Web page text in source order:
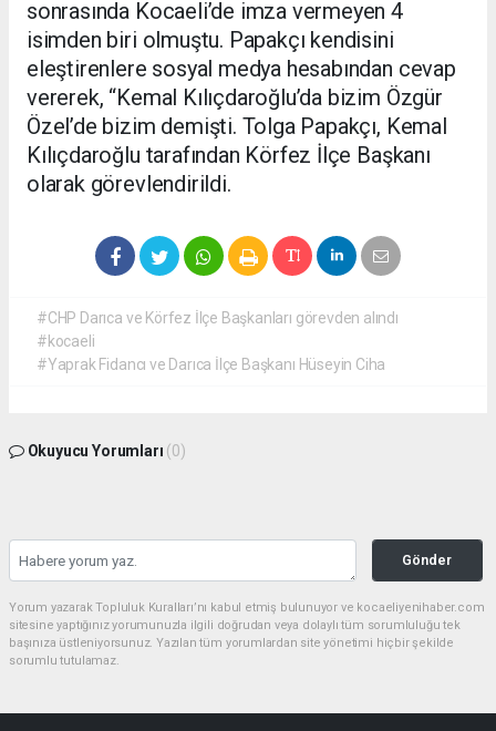
sonrasında Kocaeli’de imza vermeyen 4
isimden biri olmuştu. Papakçı kendisini
eleştirenlere sosyal medya hesabından cevap
vererek, “Kemal Kılıçdaroğlu’da bizim Özgür
Özel’de bizim demişti. Tolga Papakçı, Kemal
Kılıçdaroğlu tarafından Körfez İlçe Başkanı
olarak görevlendirildi.
#CHP Darıca ve Körfez İlçe Başkanları görevden alındı
#kocaeli
#Yaprak Fidancı ve Darıca İlçe Başkanı Hüseyin Ciha
Okuyucu Yorumları (0)
Gönder
Yorum yazarak Topluluk Kuralları’nı kabul etmiş bulunuyor ve kocaeliyenihaber.com
sitesine yaptığınız yorumunuzla ilgili doğrudan veya dolaylı tüm sorumluluğu tek
başınıza üstleniyorsunuz. Yazılan tüm yorumlardan site yönetimi hiçbir şekilde
sorumlu tutulamaz.